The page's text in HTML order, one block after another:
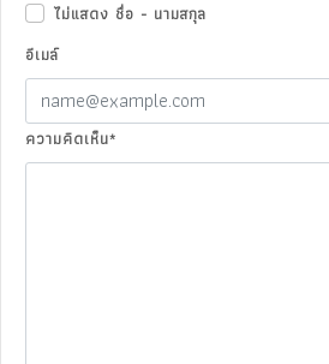
ไม่แสดง ชื่อ - นามสกุล
อีเมล์
ความคิดเห็น*